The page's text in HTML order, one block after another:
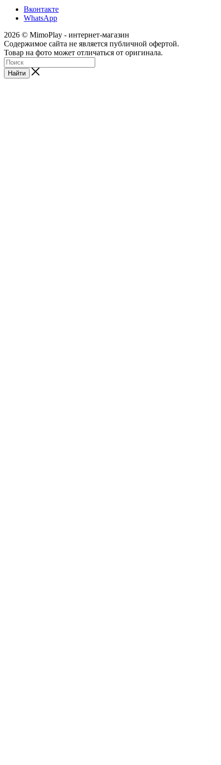
Вконтакте
WhatsApp
2026 © MimoPlay - интернет-магазин
Содержимое сайта не является публичной офертой.
Товар на фото может отличаться от оригинала.
Найти